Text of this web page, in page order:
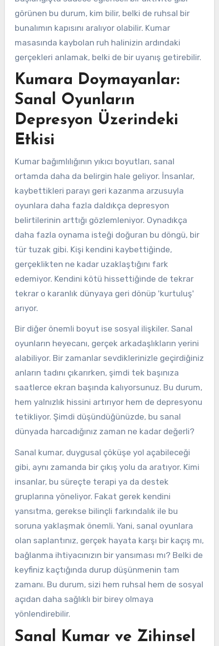
görünen bu durum, kim bilir, belki de ruhsal bir
bunalımın kapısını aralıyor olabilir. Kumar
masasında kaybolan ruh halinizin ardındaki
gerçekleri anlamak, belki de bir uyanış getirebilir.
Kumara Doymayanlar:
Sanal Oyunların
Depresyon Üzerindeki
Etkisi
Kumar bağımlılığının yıkıcı boyutları, sanal
ortamda daha da belirgin hale geliyor. İnsanlar,
kaybettikleri parayı geri kazanma arzusuyla
oyunlara daha fazla daldıkça depresyon
belirtilerinin arttığı gözlemleniyor. Oynadıkça
daha fazla oynama isteği doğuran bu döngü, bir
tür tuzak gibi. Kişi kendini kaybettiğinde,
gerçeklikten ne kadar uzaklaştığını fark
edemiyor. Kendini kötü hissettiğinde de tekrar
tekrar o karanlık dünyaya geri dönüp 'kurtuluş'
arıyor.
Bir diğer önemli boyut ise sosyal ilişkiler. Sanal
oyunların heyecanı, gerçek arkadaşlıkların yerini
alabiliyor. Bir zamanlar sevdiklerinizle geçirdiğiniz
anların tadını çıkarırken, şimdi tek başınıza
saatlerce ekran başında kalıyorsunuz. Bu durum,
hem yalnızlık hissini artırıyor hem de depresyonu
tetikliyor. Şimdi düşündüğünüzde, bu sanal
dünyada harcadığınız zaman ne kadar değerli?
Sanal kumar, duygusal çöküşe yol açabileceği
gibi, aynı zamanda bir çıkış yolu da aratıyor. Kimi
insanlar, bu süreçte terapi ya da destek
gruplarına yöneliyor. Fakat gerek kendini
yansıtma, gerekse bilinçli farkındalık ile bu
soruna yaklaşmak önemli. Yani, sanal oyunlara
olan saplantınız, gerçek hayata karşı bir kaçış mı,
bağlanma ihtiyacınızın bir yansıması mı? Belki de
keyfiniz kaçtığında durup düşünmenin tam
zamanı. Bu durum, sizi hem ruhsal hem de sosyal
açıdan daha sağlıklı bir birey olmaya
yönlendirebilir.
Sanal Kumar ve Zihinsel